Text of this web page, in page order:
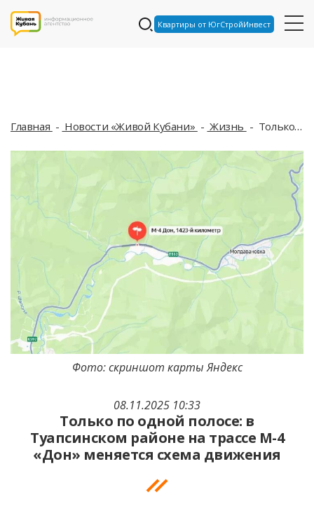
Квартиры от ЮгСтройИнвест
Главная Новости «Живой Кубани» Жизнь Только по одной полосе: в Туапсинском районе на трассе М-4 «Дон» меняется схема движения
08.11.2025 10:33
Только по одной полосе: в
Туапсинском районе на трассе М-4
«Дон» меняется схема движения
Фото: скриншот карты Яндекс